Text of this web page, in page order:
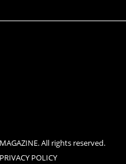
All rights reserved.
PRIVACY POLICY